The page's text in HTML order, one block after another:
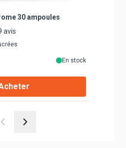
30 ampoules
avis
En stock